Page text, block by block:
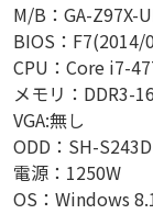
M/B：GA-Z97X-
BIOS：F7(2014/
CPU：Core i7-
メモリ：DDR3-
VGA:無し
ODD：SH-S243D
電源：1250W
OS：Windows